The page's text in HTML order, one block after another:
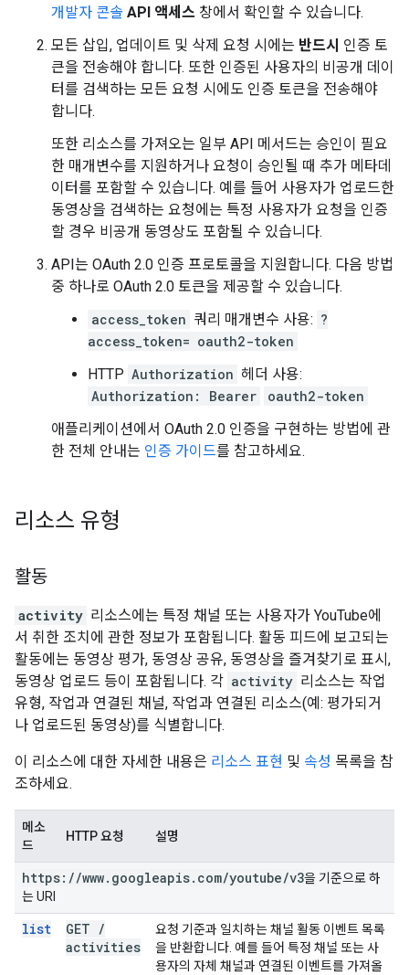
개발자 콘솔 API 액세스 창에서 확인할 수 있습니다.
모든 삽입, 업데이트 및 삭제 요청 시에는 반드시 인증 토
큰을 전송해야 합니다. 또한 인증된 사용자의 비공개 데이
터를 검색하는 모든 요청 시에도 인증 토큰을 전송해야
합니다.
또한 리소스를 가져오는 일부 API 메서드는 승인이 필요
한 매개변수를 지원하거나 요청이 승인될 때 추가 메타데
이터를 포함할 수 있습니다. 예를 들어 사용자가 업로드한
동영상을 검색하는 요청에는 특정 사용자가 요청을 인증
할 경우 비공개 동영상도 포함될 수 있습니다.
API는 OAuth 2.0 인증 프로토콜을 지원합니다. 다음 방법
중 하나로 OAuth 2.0 토큰을 제공할 수 있습니다.
access_token 쿼리 매개변수 사용: ?
access_token= oauth2-token
HTTP Authorization 헤더 사용:
Authorization: Bearer
oauth2-token
애플리케이션에서 OAuth 2.0 인증을 구현하는 방법에 관
한 전체 안내는 인증 가이드를 참고하세요.
리소스 유형
활동
activity 리소스에는 특정 채널 또는 사용자가 YouTube에
서 취한 조치에 관한 정보가 포함됩니다. 활동 피드에 보고되는
활동에는 동영상 평가, 동영상 공유, 동영상을 즐겨찾기로 표시,
동영상 업로드 등이 포함됩니다. 각 activity 리소스는 작업
유형, 작업과 연결된 채널, 작업과 연결된 리소스(예: 평가되거
나 업로드된 동영상)를 식별합니다.
이 리소스에 대한 자세한 내용은 리소스 표현 및 속성 목록을 참
조하세요.
메소
드
HTTP 요청 설명
https: //www. googleapis. com/youtube/v3을 기준으로 하
는 URI
list GET /
activities
요청 기준과 일치하는 채널 활동 이벤트 목록
을 반환합니다. 예를 들어 특정 채널 또는 사
용자의 자체 채널과 연결된 이벤트를 가져올